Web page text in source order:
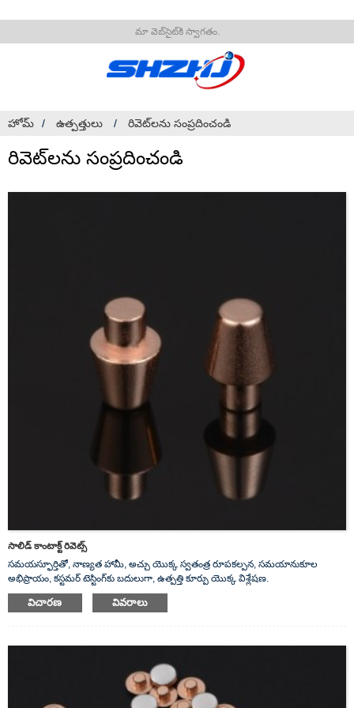
మా వెబ్‌సైట్‌కి స్వాగతం.
హోమ్ ఉత్పత్తులు రివెట్‌లను సంప్రదించండి
రివెట్‌లను సంప్రదించండి
సాలిడ్ కాంటాక్ట్ రివెట్స్
సమయస్ఫూర్తితో, నాణ్యత హామీ, అచ్చు యొక్క స్వతంత్ర రూపకల్పన, సమయానుకూల
అభిప్రాయం, కస్టమర్ టెస్టింగ్‌కు బదులుగా, ఉత్పత్తి కూర్పు యొక్క విశ్లేషణ.
విచారణ వివరాలు